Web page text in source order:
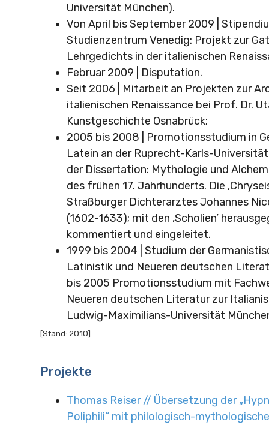
Universität München).
Von April bis September 2009 |
Studienzentrum Venedig: Projekt zur
Lehrgedichts in der italienischen
Februar 2009 | Disputation.
Seit 2006 | Mitarbeit an Projekten zur
italienischen Renaissance bei Prof. Dr.
Kunstgeschichte Osnabrück;
2005 bis 2008 | Promotionsstudium in
Latein an der Ruprecht-Karls-
der Dissertation: Mythologie und
des frühen 17. Jahrhunderts. Die
Straßburger Dichterarztes Johannes
(1602-1633); mit den ‚Scholien’
kommentiert und eingeleitet.
1999 bis 2004 | Studium der
Latinistik und Neueren deutschen
bis 2005 Promotionsstudium mit
Neueren deutschen Literatur zur
Ludwig-Maximilians-Universität
[Stand: 2010]
Projekte
Thomas Reiser // Übersetzung der
Poliphili“ mit philologisch-